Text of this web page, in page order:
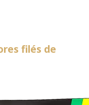
filés de